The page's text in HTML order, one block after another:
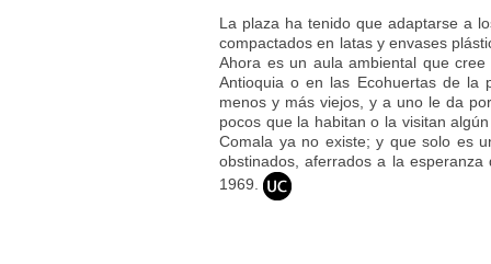
La plaza ha tenido que adaptarse a
compactados en latas y envases
Ahora es un aula ambiental que
Antioquia o en las Ecohuertas de la
menos y más viejos, y a uno le da
pocos que la habitan o la visitan
Comala ya no existe; y que solo es
obstinados, aferrados a la
1969.